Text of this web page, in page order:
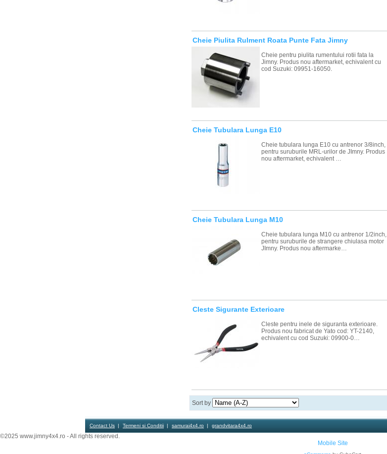
Cheie Piulita Rulment Roata Punte Fata Jimny
Cheie pentru piulita rumentului rotii fata la
Jimny. Produs nou aftermarket, echivalent cu
cod Suzuki: 09951-16050.
Cheie Tubulara Lunga E10
Cheie tubulara lunga E10 cu antrenor 3/8inch,
pentru suruburile MRL-urilor de JImny. Produs
nou aftermarket, echivalent …
Cheie Tubulara Lunga M10
Cheie tubulara lunga M10 cu antrenor 1/2inch,
pentru suruburile de strangere chiulasa motor
JImny. Produs nou aftermarke…
Cleste Sigurante Exterioare
Cleste pentru inele de siguranta exterioare.
Produs nou fabricat de Yato cod: YT-2140,
echivalent cu cod Suzuki: 09900-0…
Sort by
Contact Us Termeni si Conditii samurai4x4.ro grandvitara4x4.ro
©2025 www.jimny4x4.ro - All rights reserved.
Mobile Site